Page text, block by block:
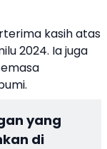
kasih atas
2024. Ia juga
yang
di